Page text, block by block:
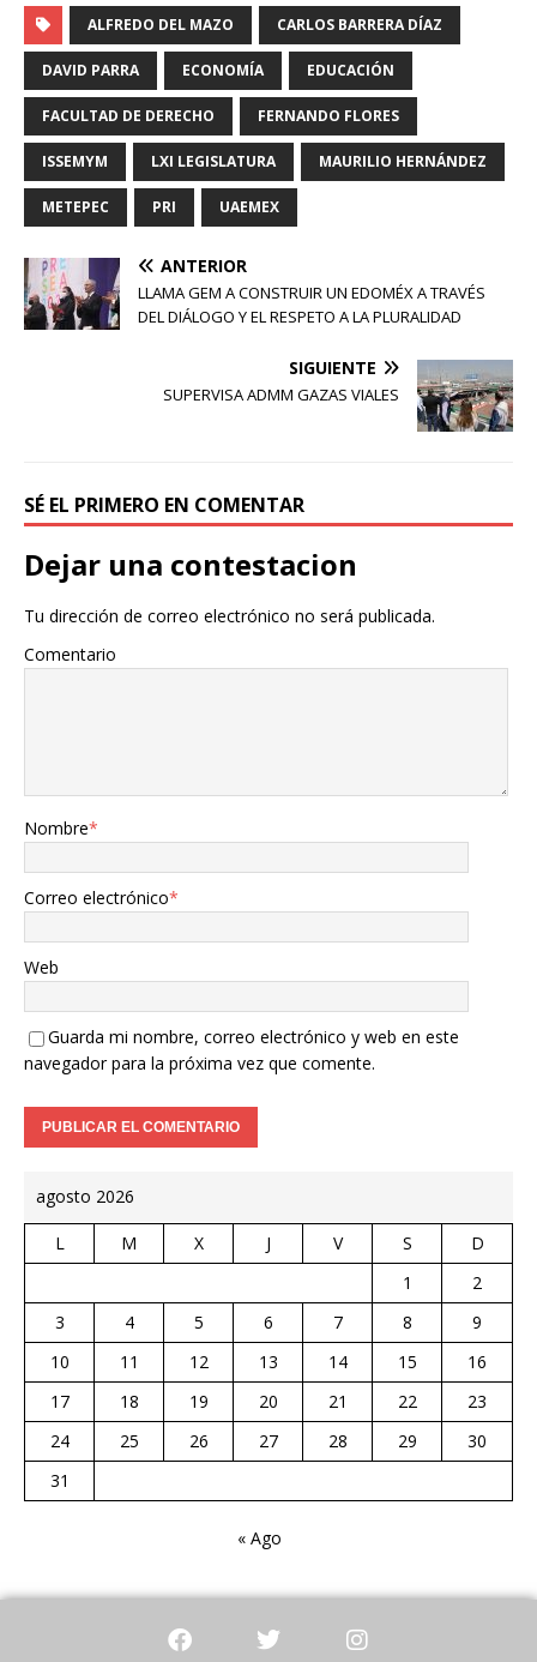
ALFREDO DEL MAZO CARLOS BARRERA DÍAZ
DAVID PARRA ECONOMÍA EDUCACIÓN
FACULTAD DE DERECHO FERNANDO FLORES
ISSEMYM LXI LEGISLATURA MAURILIO HERNÁNDEZ
METEPEC PRI UAEMEX
ANTERIOR
LLAMA GEM A CONSTRUIR UN EDOMÉX A TRAVÉS
DEL DIÁLOGO Y EL RESPETO A LA PLURALIDAD
SIGUIENTE
SUPERVISA ADMM GAZAS VIALES
SÉ EL PRIMERO EN COMENTAR
Dejar una contestacion
Tu dirección de correo electrónico no será publicada.
Comentario
Nombre*
Correo electrónico*
Web
Guarda mi nombre, correo electrónico y web en este
navegador para la próxima vez que comente.
agosto 2026
L M X J V S
D
1
2
3
4 5 6 7 8
9
10
11 12 13 14 15
16
17
18 19 20 21 22
23
24
25 26 27 28 29
30
31
« Ago